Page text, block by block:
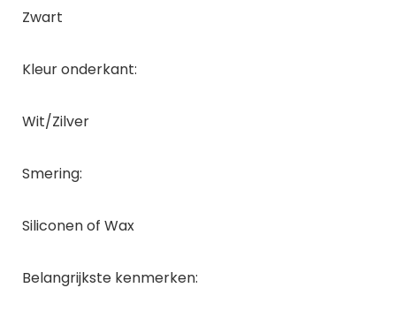
Zwart
Kleur onderkant:
Wit/Zilver
Smering:
Siliconen of Wax
Belangrijkste kenmerken: